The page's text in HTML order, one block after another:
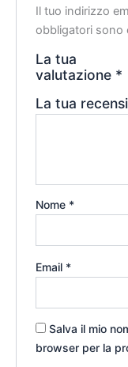
Il tuo indirizzo
obbligatori sono
La tua
valutazione *
La tua
Nome *
Email *
Salva il mio
browser per la